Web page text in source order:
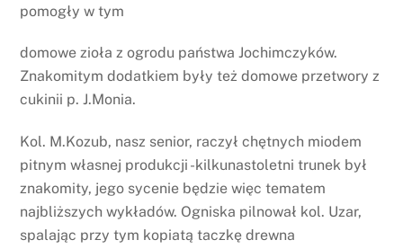
pomogły w tym
domowe zioła z ogrodu państwa Jochimczyków.
Znakomitym dodatkiem były też domowe przetwory z
cukinii p. J.Monia.
Kol. M.Kozub, nasz senior, raczył chętnych miodem
pitnym własnej produkcji -kilkunastoletni trunek był
znakomity, jego sycenie będzie więc tematem
najbliższych wykładów. Ogniska pilnował kol. Uzar,
spalając przy tym kopiatą taczkę drewna